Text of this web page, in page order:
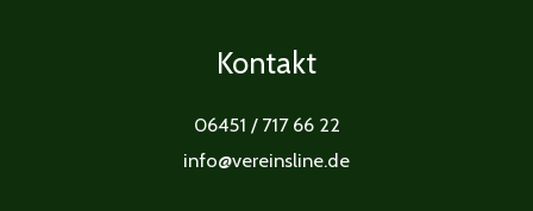
Kontakt
06451 / 717 66 22
info@vereinsline.de